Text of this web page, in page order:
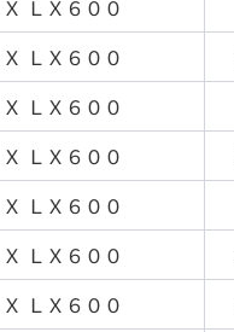
ＬＸ６００
ＬＸ６００
ＬＸ６００
ＬＸ６００
ＬＸ６００
ＬＸ６００
ＬＸ６００